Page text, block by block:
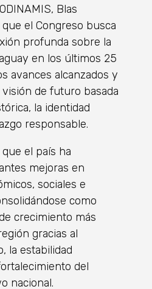
Blas
el Congreso busca
profunda sobre la
en los últimos 25
avances alcanzados y
de futuro basada
la identidad
responsable.
el país ha
mejoras en
sociales e
como
crecimiento más
gracias al
la estabilidad
del
nacional.